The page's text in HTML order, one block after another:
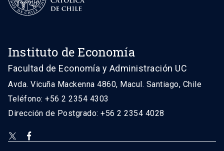
Instituto de Economía
Facultad de Economía y Administración UC
Avda. Vicuña Mackenna 4860, Macul. Santiago, Chile
Teléfono: +56 2 2354 4303
Dirección de Postgrado: +56 2 2354 4028